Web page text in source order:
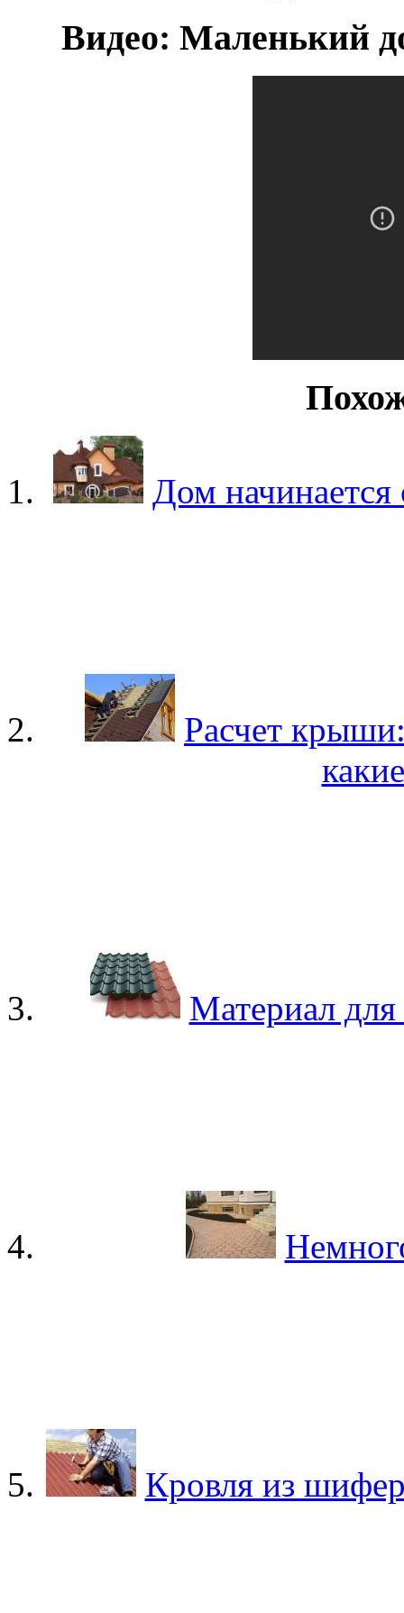
Видео: Маленький
Дом
Расчет
Материал
Кровля из